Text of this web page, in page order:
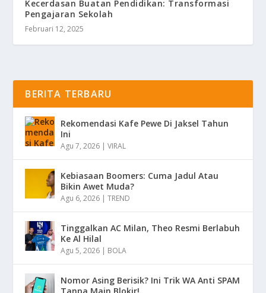
Kecerdasan Buatan Pendidikan: Transformasi
Pengajaran Sekolah
Februari 12, 2025
BERITA TERBARU
Rekomendasi Kafe Pewe Di Jaksel Tahun
Ini
Agu 7, 2026 |VIRAL
Kebiasaan Boomers: Cuma Jadul Atau
Bikin Awet Muda?
Agu 6, 2026 |TREND
Tinggalkan AC Milan, Theo Resmi Berlabuh
Ke Al Hilal
Agu 5, 2026 | BOLA
Nomor Asing Berisik? Ini Trik WA Anti SPAM